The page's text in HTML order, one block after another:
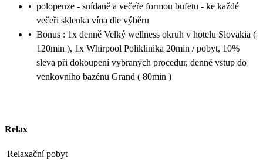
• polopenze - snídaně a večeře formou bufetu - ke každé
večeři sklenka vína dle výběru
• Bonus : 1x denně Velký wellness okruh v hotelu Slovakia (
120min ), 1x Whirpool Poliklinika 20min / pobyt, 10%
sleva při dokoupení vybraných procedur, denně vstup do
venkovního bazénu Grand ( 80min )
Relax
Relaxační pobyt